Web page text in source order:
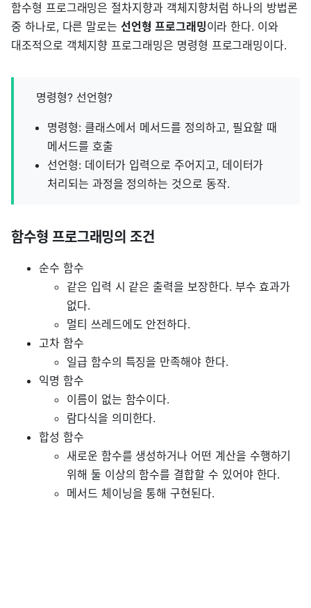
함수형 프로그래밍은 절차지향과 객체지향처럼 하나의 방법론
중 하나로, 다른 말로는선언형 프로그래밍이라 한다. 이와
대조적으로 객체지향 프로그래밍은 명령형 프로그래밍이다.
명령형? 선언형?
명령형: 클래스에서 메서드를 정의하고, 필요할 때
메서드를 호출
선언형: 데이터가 입력으로 주어지고, 데이터가
처리되는 과정을 정의하는 것으로 동작.
함수형 프로그래밍의 조건
순수 함수
같은 입력 시 같은 출력을 보장한다. 부수 효과가
없다.
멀티 쓰레드에도 안전하다.
고차 함수
일급 함수의 특징을 만족해야 한다.
익명 함수
이름이 없는 함수이다.
람다식을 의미한다.
합성 함수
새로운 함수를 생성하거나 어떤 계산을 수행하기
위해 둘 이상의 함수를 결합할 수 있어야 한다.
메서드 체이닝을 통해 구현된다.